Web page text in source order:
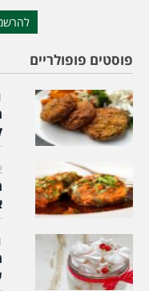
פוסטים פופולריים